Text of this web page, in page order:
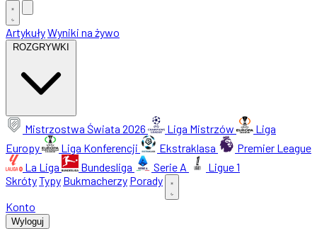
ArtykułyWyniki na żywo
ROZGRYWKI
Mistrzostwa Świata 2026 Liga Mistrzów
Liga
Europy
Liga Konferencji Ekstraklasa
Premier League
La Liga
Bundesliga Serie A
Ligue 1
SkrótyTypy Bukmacherzy Porady
Konto
Wyloguj